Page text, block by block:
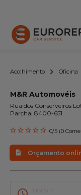
Efetuar uma
Orçamento online
A marca
Promoções
Noticias
Acolhimento Oficina
M&R Automovéis
Rua dos Conserveiros
Parchal 8400-651
0/5 (0
Orçamento